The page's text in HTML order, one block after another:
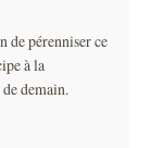
de pérenniser ce
à la
demain.